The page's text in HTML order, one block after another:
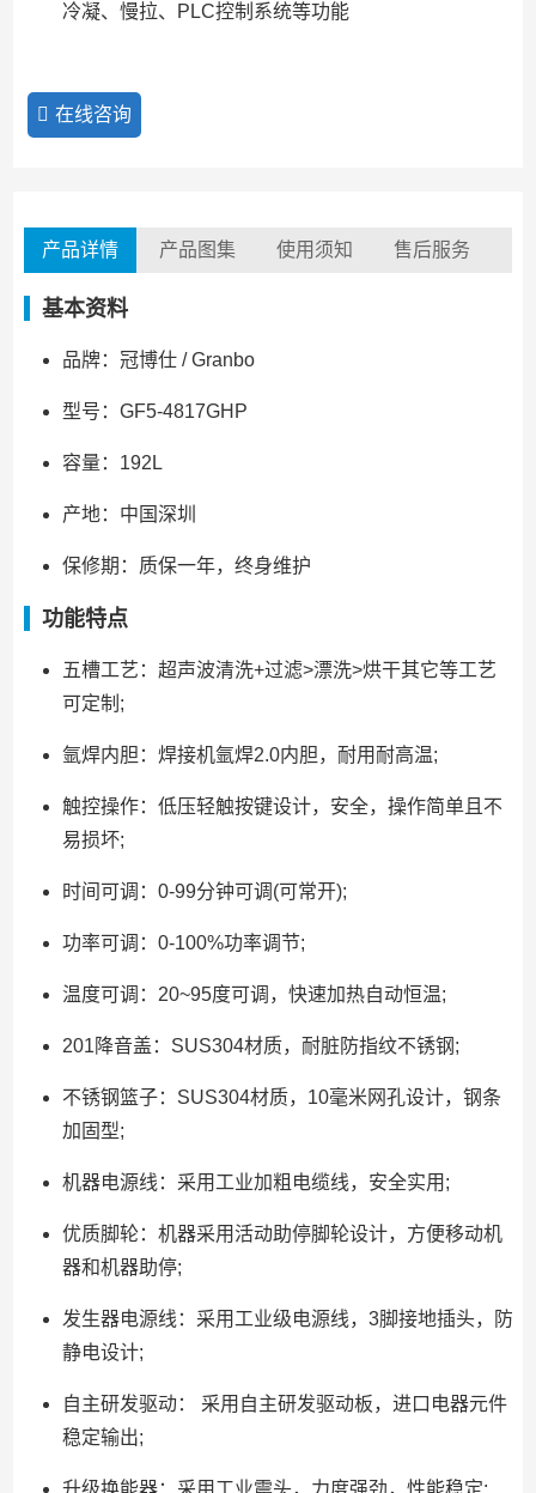
冷凝、慢拉、PLC控制系统等功能
在线咨询
产品详情 产品图集 使用须知 售后服务
基本资料
品牌：冠博仕 / Granbo
型号：GF5-4817GHP
容量：192L
产地：中国深圳
保修期：质保一年，终身维护
功能特点
五槽工艺：超声波清洗+过滤>漂洗>烘干其它等工艺
可定制;
氩焊内胆：焊接机氩焊2.0内胆，耐用耐高温;
触控操作：低压轻触按键设计，安全，操作简单且不
易损坏;
时间可调：0-99分钟可调(可常开);
功率可调：0-100%功率调节;
温度可调：20~95度可调，快速加热自动恒温;
201降音盖：SUS304材质，耐脏防指纹不锈钢;
不锈钢篮子：SUS304材质，10毫米网孔设计，钢条
加固型;
机器电源线：采用工业加粗电缆线，安全实用;
优质脚轮：机器采用活动助停脚轮设计，方便移动机
器和机器助停;
发生器电源线：采用工业级电源线，3脚接地插头，防
静电设计;
自主研发驱动： 采用自主研发驱动板，进口电器元件
稳定输出;